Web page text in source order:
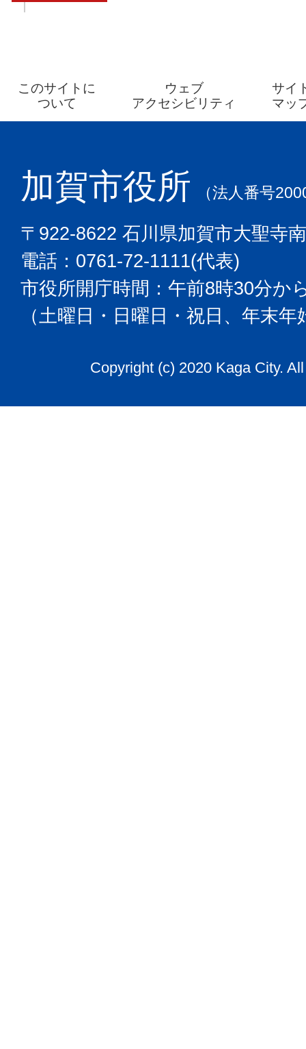
このサイトに
ついて
ウェブ
アクセシビリティ
サイ
マッ
加賀市役所 （法人番号
〒922-8622 石川県加賀市大聖寺
電話：0761-72-1111(代表)
市役所開庁時間：午前8時30分か
（土曜日・日曜日・祝日、年末
Copyright (c) 2020 Kaga City.